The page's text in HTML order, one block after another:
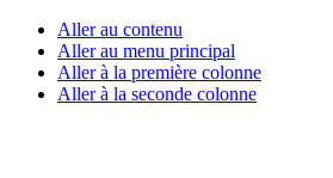
Aller au contenu
Aller au menu principal
Aller à la première colonne
Aller à la seconde colonne